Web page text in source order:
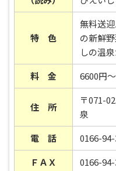
特 色
無料送
の新鮮
しの温
料 金
6600円～
住 所
〒071-
泉
電 話
0166-94-
ＦＡＸ
0166-